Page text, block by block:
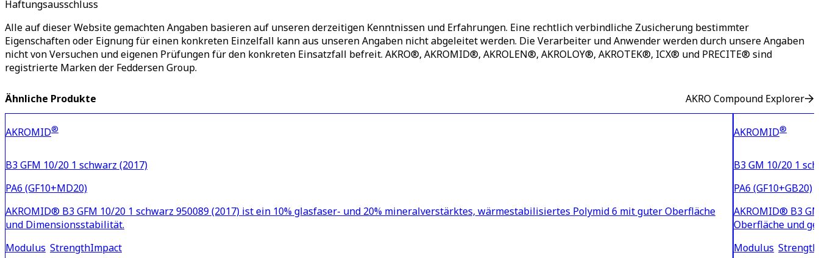
Haftungsausschluss
Alle auf dieser Website gemachten Angaben basieren auf unseren derzeitigen Kenntnissen und Erfahrungen. Eine rechtlich verbindliche Zusicherung bestimmter
Eigenschaften oder Eignung für einen konkreten Einzelfall kann aus unseren Angaben nicht abgeleitet werden. Die Verarbeiter und Anwender werden durch unsere Angaben
nicht von Versuchen und eigenen Prüfungen für den konkreten Einsatzfall befreit. AKRO®, AKROMID®, AKROLEN®, AKROLOY®, AKROTEK®, ICX® und PRECITE® sind
registrierte Marken der Feddersen Group.
Ähnliche Produkte AKRO Compound Explorer
AKROMID®
B3 GFM 10/20 1 schwarz (2017)
PA6 (GF10+MD20)
AKROMID® B3 GFM 10/20 1 schwarz 950089 (2017) ist ein 10% glasfaser- und 20% mineralverstärktes, wärmestabilisiertes Polymid 6 mit guter Oberfläche
und Dimensionsstabilität.
Modulus StrengthImpact
AKROMID®
B3 GM 10/20 1
PA6 (GF10+GB20)
AKROMID® B3
Oberfläche und
Modulus Strength